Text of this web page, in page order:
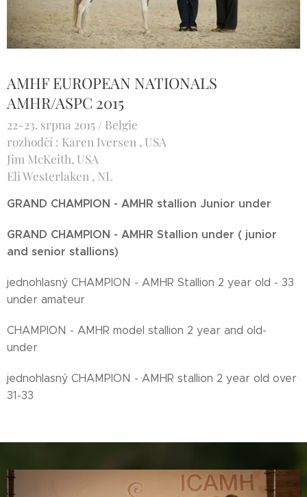
AMHF EUROPEAN NATIONALS
AMHR/ASPC 2015
22-23. srpna 2015 / Belgie
rozhodčí : Karen Iversen , USA
Jim McKeith, USA
Eli Westerlaken , NL
GRAND CHAMPION - AMHR stallion Junior under
GRAND CHAMPION - AMHR Stallion under ( junior
and senior stallions)
jednohlasný CHAMPION - AMHR Stallion 2 year old - 33
under amateur
CHAMPION - AMHR model stallion 2 year and old-
under
jednohlasný CHAMPION - AMHR stallion 2 year old over
31-33